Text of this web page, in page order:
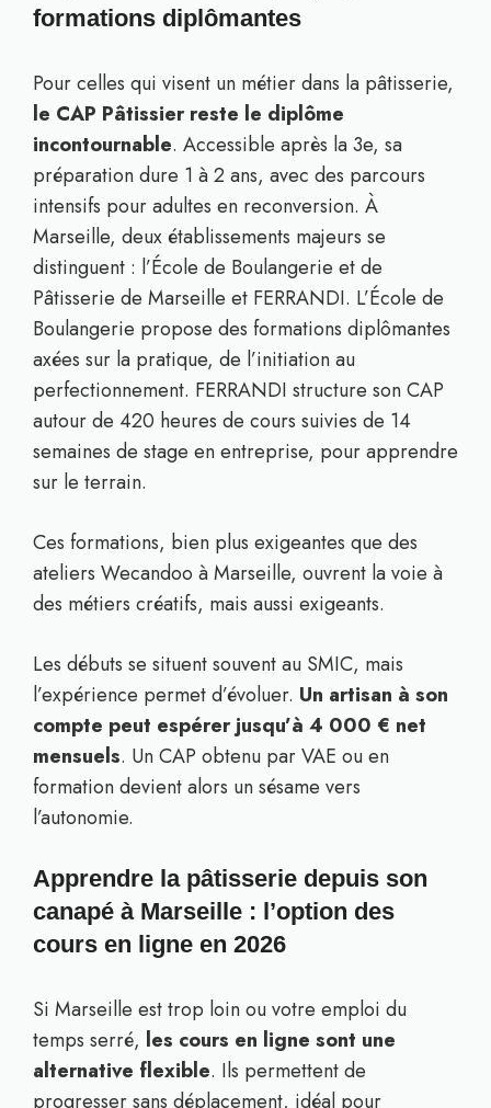
formations diplômantes
Pour celles qui visent un métier dans la pâtisserie,
le CAP Pâtissier reste le diplôme
incontournable. Accessible après la 3e, sa
préparation dure 1 à 2 ans, avec des parcours
intensifs pour adultes en reconversion. À
Marseille, deux établissements majeurs se
distinguent : l’École de Boulangerie et de
Pâtisserie de Marseille et FERRANDI. L’École de
Boulangerie propose des formations diplômantes
axées sur la pratique, de l’initiation au
perfectionnement. FERRANDI structure son CAP
autour de 420 heures de cours suivies de 14
semaines de stage en entreprise, pour apprendre
sur le terrain.
Ces formations, bien plus exigeantes que des
ateliers Wecandoo à Marseille, ouvrent la voie à
des métiers créatifs, mais aussi exigeants.
Les débuts se situent souvent au SMIC, mais
l’expérience permet d’évoluer. Un artisan à son
compte peut espérer jusqu’à 4 000 € net
mensuels. Un CAP obtenu par VAE ou en
formation devient alors un sésame vers
l’autonomie.
Apprendre la pâtisserie depuis son
canapé à Marseille : l’option des
cours en ligne en 2026
Si Marseille est trop loin ou votre emploi du
temps serré, les cours en ligne sont une
alternative flexible. Ils permettent de
progresser sans déplacement, idéal pour